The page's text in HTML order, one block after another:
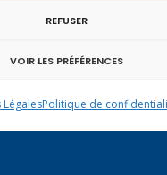
REFUSER
VOIR LES PRÉFÉRENCES
LégalesPolitique de
le partage de la
sur internet ?